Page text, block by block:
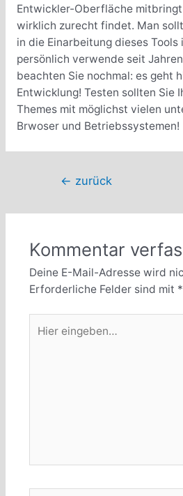
Entwickler-Oberfläche
wirklich zurecht findet. Man
in die Einarbeitung dieses Tools
persönlich verwende seit
beachten Sie nochmal: es geht
Entwicklung! Testen sollten Sie
Themes mit möglichst vielen
Brwoser und Betriebssystemen!
Beitragsnavigation
← zurück
Kommentar
Deine E-Mail-Adresse wird
Erforderliche Felder sind mit *
eingeben…